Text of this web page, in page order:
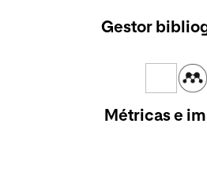
Gestor
Métricas e